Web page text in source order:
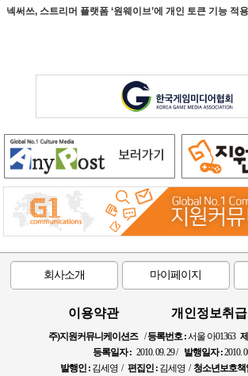
넥써쓰, 스트리머 플랫폼 ‘원웨이브’에 개인 토큰 기능 적
회사소개 마이페이지
이용약관 개인정보취
주)지원커뮤니케이션즈/등록번호 :서울 아01363
등록일자 : 2010. 09. 29 / 발행일자 :2010.
발행인 : 김세영 / 편집인 : 김세영 /청소년보호책